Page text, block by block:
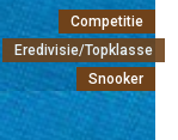
Competitie
Eredivisie/Topklasse
Snooker